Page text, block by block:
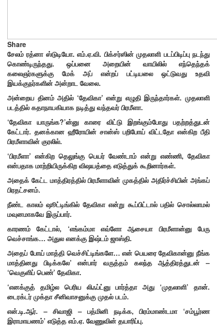
Share
சேலம் ரத்னா ஸ்டுடியோ. எம்.ஏ.வி. பிக்சர்ஸின் முதலாளி படப்பிடிப்பு நடந்து
கொண்டிருந்தது. ஒப்பனை அறையின் வாயிலில் எந்தெந்தக்
கலைஞர்களுக்கு மேக் அப் என்றப் பட்டியலை ஒட்டுவது உதவி
இயக்குநர்களின் அன்றாட வேலை.
அன்றைய தினம் அதில் ‘தேவிகா’ என்று எழுதி இருந்தார்கள். முதலாளி
படத்தில் கதாநாயகியாக நடித்து வந்தவர் பிரமீளா.
‘தேவிகா யாருங்க?’ன்னு காரை விட்டு இறங்கும்போது பதற்றத்துடன்
கேட்டார். தனக்கான ஹீரோயின் சான்ஸ் பறிபோய் விட்டதோ என்கிற பீதி
பிரமீளாவின் குரலில்.
‘பிரமீளா’ என்கிற தெலுங்கு பெயர் வேண்டாம் என்று எண்ணி, தேவிகா
என்பதாக மாற்றியிருக்கிற விஷயத்தை எடுத்துக் கூறினார்கள்.
அதைக் கேட்ட மாத்திரத்தில் பிரமீளாவின் முகத்தில் அதிர்ச்சியின் அங்கப்
பிரதட்சனம்.
நீண்ட காலம் ஷூட்டிங்கில் தேவிகா என்று கூப்பிட்டால் பதில் சொல்லாமல்
மவுனமாகவே இருப்பார்.
காரணம் கேட்டால், ‘எங்கம்மா எவ்ளோ ஆசையா பிரமீளான்னு பேரு
வெச்சாங்க… அதுல எனக்கு இஷ்டம் ஜாஸ்தி.
அதைப் போய் மாத்தி வெச்சிட்டிங்களே… என் பெயரை தேவிகான்னு நீங்க
மாத்தினது பிடிக்கலே’ என்பார் வருத்தம் கலந்த ஆத்திரத்துடன் –
‘வெகுளிப் பெண்’ தேவிகா.
‘எனக்குத் தமிழ்ல பெரிய லிஃப்ட்னு பார்த்தா அது ‘முதலாளி’ தான்.
டைரக்டர் முக்தா சீனிவாசனுக்கு முதல் படம்.
என்.டி.ஆர். – சிவாஜி – பத்மினி நடிக்க, பிரம்மாண்டமா ‘சம்பூர்ண
இராமாயணம்’ எடுத்த எம்.ஏ. வேணுவின் தயாரிப்பு.